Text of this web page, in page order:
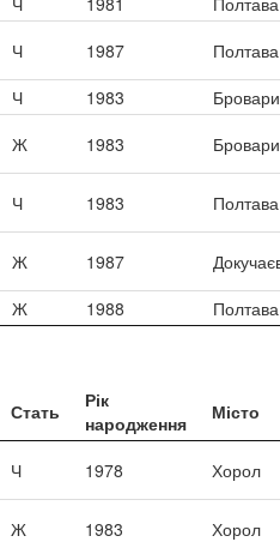
Ч 1987
Полтава
Ч 1983
Бровари
Ж 1983 Бровари
Ч 1983 Полтава
Ж 1987
Ж 1988 Полтава
Стать
Рік
народження
Місто
Ч 1978 Хорол
Ж 1983 Хорол